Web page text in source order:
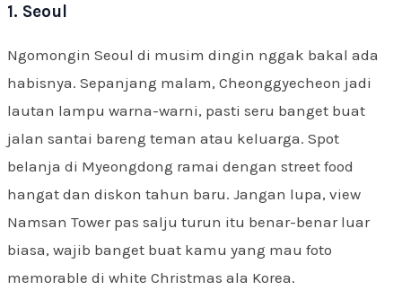
1. Seoul
Ngomongin Seoul di musim dingin nggak bakal ada
habisnya. Sepanjang malam, Cheonggyecheon jadi
lautan lampu warna-warni, pasti seru banget buat
jalan santai bareng teman atau keluarga. Spot
belanja di Myeongdong ramai dengan street food
hangat dan diskon tahun baru. Jangan lupa, view
Namsan Tower pas salju turun itu benar-benar luar
biasa, wajib banget buat kamu yang mau foto
memorable di white Christmas ala Korea.